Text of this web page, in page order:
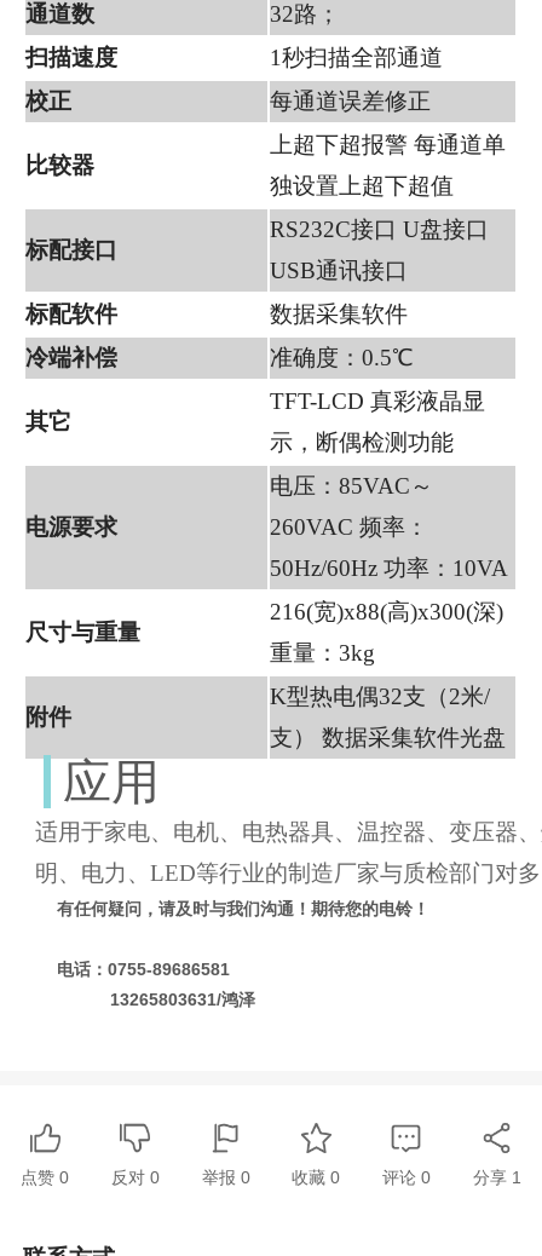
通道数
32路；
扫描速度
1秒扫描全部通道
校正
每通道误差修正
比较器
上超下超报警 每通道单
独设置上超下超值
标配接口
RS232C接口 U盘接口
USB通讯接口
标配软件
数据采集软件
冷端补偿
准确度：0.5℃
其它
TFT-LCD 真彩液晶显
示，断偶检测功能
电源要求
电压：85VAC～
260VAC 频率：
50Hz/60Hz 功率：10VA
尺寸与重量
216(宽)x88(高)x300(深)
重量：3kg
附件
K型热电偶32支（2米/
支） 数据采集软件光盘
应用
适用于家电、电机、电热器具、温控器、变压器
明、电力、LED等行业的制造厂家与质检部门对
有任何疑问，请及时与我们沟通！期待您的电铃！
电话：0755-89686581
13265803631/鸿泽
点赞0 反对 0 举报 0 收藏 0 评论 0 分享 1